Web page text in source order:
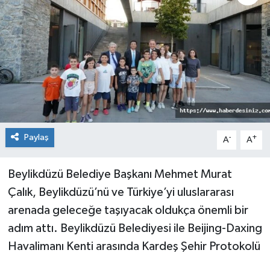
Paylaş A- A+
Beylikdüzü Belediye Başkanı Mehmet Murat
Çalık, Beylikdüzü’nü ve Türkiye’yi uluslararası
arenada geleceğe taşıyacak oldukça önemli bir
adım attı. Beylikdüzü Belediyesi ile Beijing-Daxing
Havalimanı Kenti arasında Kardeş Şehir Protokolü